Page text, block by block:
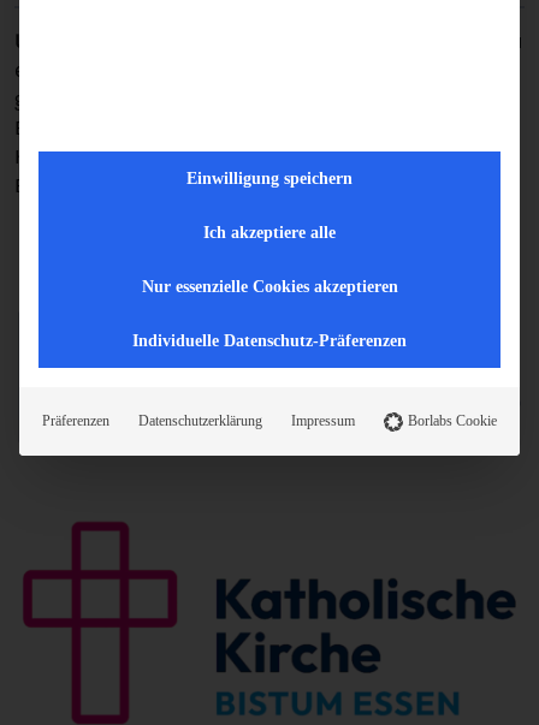
Unsere Projekte sprechen für sich:
Von Start-ups bis hin zu
etablierten Unternehmen – wir haben digitale Lösungen
geschaffen, die nachhaltig wirken. Lesen Sie unsere
Erfolgsgeschichten und erfahren Sie, wie wir mit
Kreativität und technischem Know-how messbare
Ergebnisse erzielt haben.Einwilligung speichern
Ich akzeptiere alle
Nur essenzielle Cookies akzeptieren
Individuelle Datenschutz-Präferenzen
Präferenzen Datenschutzerklärung Impressum Borlabs Cookie